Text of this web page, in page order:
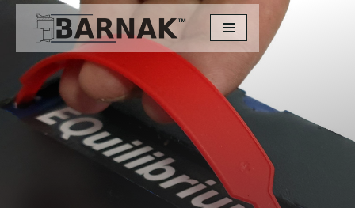
Скочи
садржај